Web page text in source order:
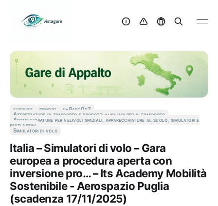
supplies brindisi v-8aec0d7
Attrezzature di trasporto e prodotti ausiliari per il trasporto
Apparecchiature per velivoli spaziali, apparecchiature al suolo, simulatori e
parti affini
Simulatori di volo
Italia – Simulatori di volo – Gara
europea a procedura aperta con
inversione pro… – Its Academy Mobilità
Sostenibile - Aerospazio Puglia
(scadenza 17/11/2025)